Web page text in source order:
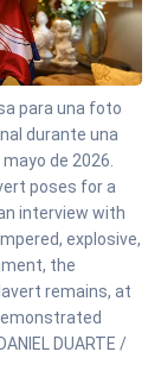
para una foto
durante una
de 2026.
poses for a
interview with
explosive,
the
remains, at
DUARTE /